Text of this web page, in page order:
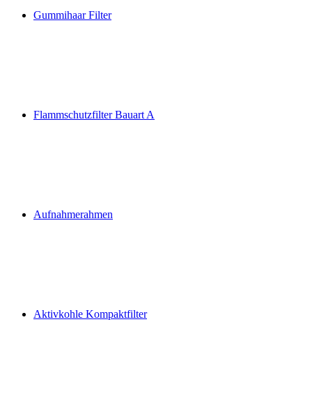
Gummihaar Filter
Flammschutzfilter Bauart A
Aufnahmerahmen
Aktivkohle Kompaktfilter